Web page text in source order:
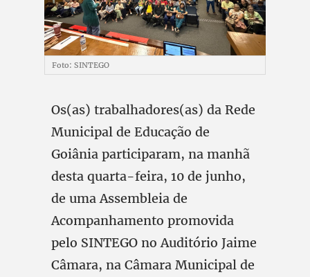
Foto: SINTEGO
Os(as) trabalhadores(as) da Rede
Municipal de Educação de
Goiânia participaram, na manhã
desta quarta-feira, 10 de junho,
de uma Assembleia de
Acompanhamento promovida
pelo SINTEGO no Auditório Jaime
Câmara, na Câmara Municipal de